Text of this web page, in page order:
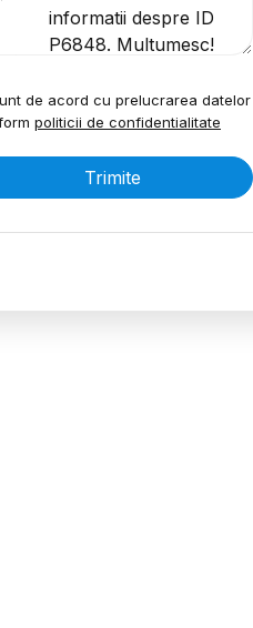
de acord cu prelucrarea datelor
politicii de confidentialitate